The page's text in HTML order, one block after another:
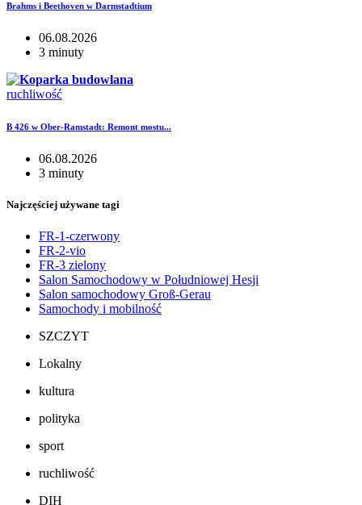
Brahms i Beethoven w Darmstadtium
06.08.2026
3 minuty
ruchliwość
B 426 w Ober-Ramstadt: Remont mostu...
06.08.2026
3 minuty
Najczęściej używane tagi
FR-1-czerwony
FR-2-vio
FR-3 zielony
Salon Samochodowy w Południowej Hesji
Salon samochodowy Groß-Gerau
Samochody i mobilność
SZCZYT
Lokalny
kultura
polityka
sport
ruchliwość
DIH